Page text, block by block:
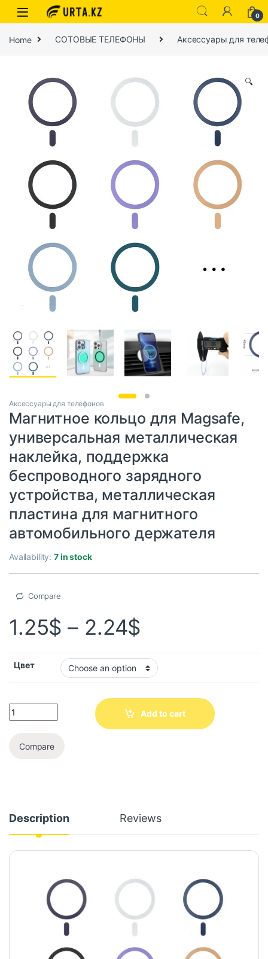
0
Home СОТОВЫЕ ТЕЛЕФОНЫ Аксессуары для
🔍
Аксессуары для телефонов
Магнитное кольцо для Magsafe,
универсальная металлическая
наклейка, поддержка
беспроводного зарядного
устройства, металлическая
пластина для магнитного
автомобильного держателя
Availability:7 in stock
Compare
1.25$ – 2.24$
Цвет
Add to cart
Compare
Description Reviews